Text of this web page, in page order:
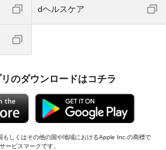
dヘルスケア
のダウンロードはコチラ
しくはその他の国や地域におけるApple Inc.の商標で
ービスマークです。